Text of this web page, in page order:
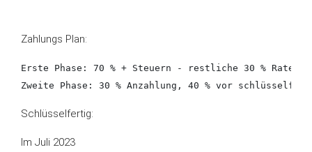
Zahlungs Plan:
Erste Phase: 70 % + Steuern - restliche 30 % Rate bis
Zweite Phase: 30 % Anzahlung, 40 % vor
Schlüsselfertig:
Im Juli 2023